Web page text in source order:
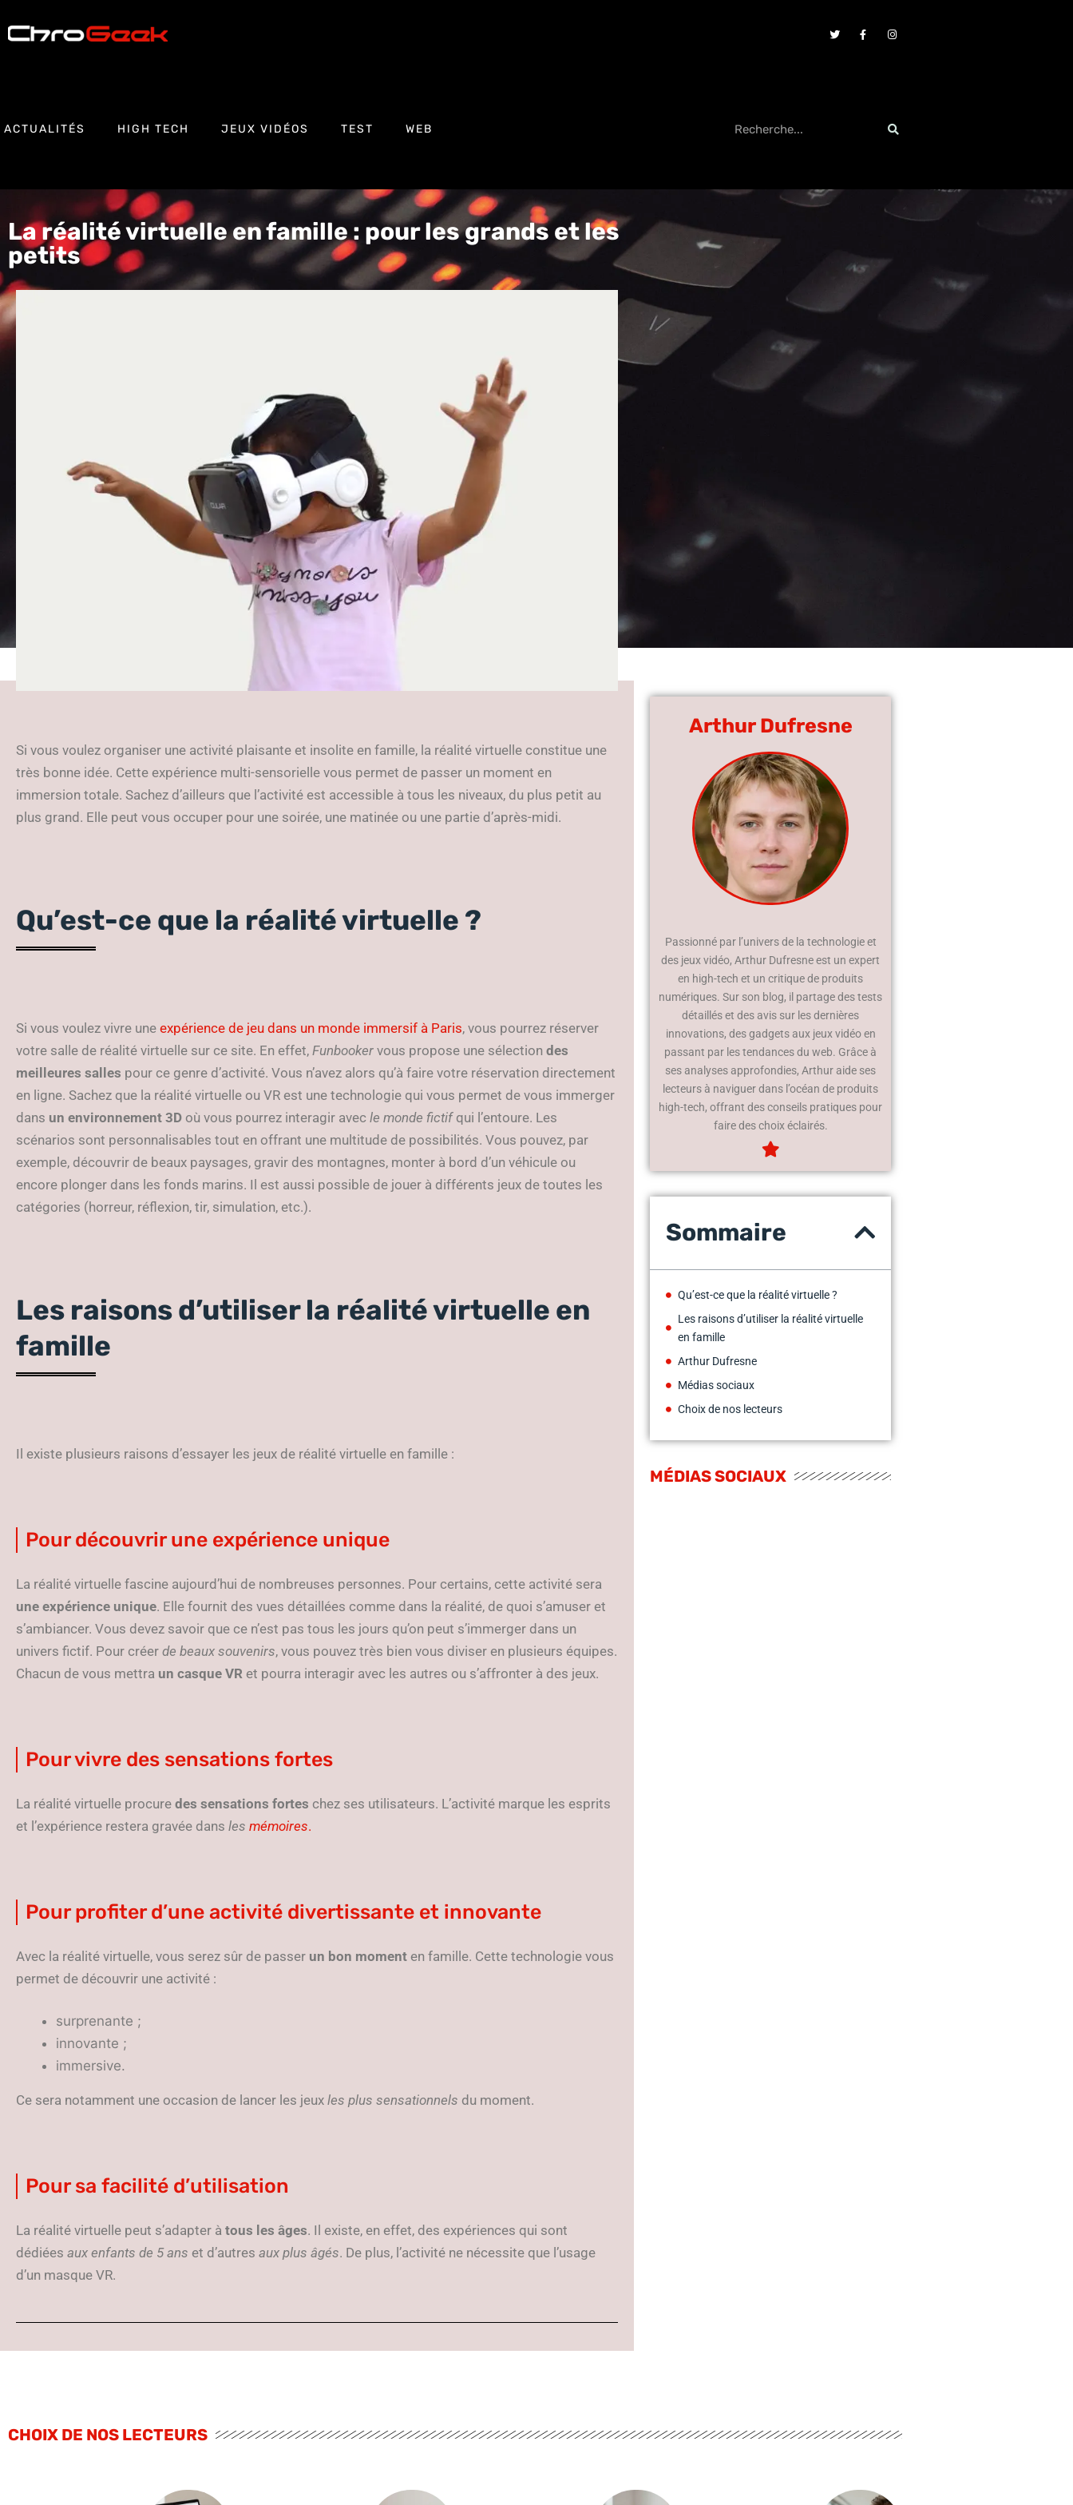
ACTUALITÉS HIGH TECH JEUX VIDÉOS TEST WEB
La réalité virtuelle en famille : pour les grands et les
petits
Si vous voulez organiser une activité plaisante et insolite en famille, la réalité virtuelle constitue une
très bonne idée. Cette expérience multi-sensorielle vous permet de passer un moment en
immersion totale. Sachez d’ailleurs que l’activité est accessible à tous les niveaux, du plus petit au
plus grand. Elle peut vous occuper pour une soirée, une matinée ou une partie d’après-midi.
Qu’est-ce que la réalité virtuelle ?
Si vous voulez vivre une expérience de jeu dans un monde immersif à Paris, vous pourrez réserver
votre salle de réalité virtuelle sur ce site. En effet, Funbooker vous propose une sélection des
meilleures salles pour ce genre d’activité. Vous n’avez alors qu’à faire votre réservation directement
en ligne. Sachez que la réalité virtuelle ou VR est une technologie qui vous permet de vous immerger
dans un environnement 3D où vous pourrez interagir avec le monde fictifqui l’entoure. Les
scénarios sont personnalisables tout en offrant une multitude de possibilités. Vous pouvez, par
exemple, découvrir de beaux paysages, gravir des montagnes, monter à bord d’un véhicule ou
encore plonger dans les fonds marins. Il est aussi possible de jouer à différents jeux de toutes les
catégories (horreur, réflexion, tir, simulation, etc.).
Les raisons d’utiliser la réalité virtuelle en
famille
Il existe plusieurs raisons d’essayer les jeux de réalité virtuelle en famille :
Pour découvrir une expérience unique
La réalité virtuelle fascine aujourd’hui de nombreuses personnes. Pour certains, cette activité sera
une expérience unique. Elle fournit des vues détaillées comme dans la réalité, de quoi s’amuser et
s’ambiancer. Vous devez savoir que ce n’est pas tous les jours qu’on peut s’immerger dans un
univers fictif. Pour créer de beaux souvenirs, vous pouvez très bien vous diviser en plusieurs équipes.
Chacun de vous mettra un casque VR et pourra interagir avec les autres ou s’affronter à des jeux.
Pour vivre des sensations fortes
La réalité virtuelle procure des sensations fortes chez ses utilisateurs. L’activité marque les esprits
et l’expérience restera gravée dans les mémoires.
Pour profiter d’une activité divertissante et innovante
Avec la réalité virtuelle, vous serez sûr de passer un bon moment en famille. Cette technologie vous
permet de découvrir une activité :
surprenante ;
innovante ;
immersive.
Ce sera notamment une occasion de lancer les jeux les plus sensationnels du moment.
Pour sa facilité d’utilisation
La réalité virtuelle peut s’adapter à tous les âges. Il existe, en effet, des expériences qui sont
dédiées aux enfants de 5 ans et d’autres aux plus âgés. De plus, l’activité ne nécessite que l’usage
d’un masque VR.
Arthur Dufresne
Passionné par l’univers de la technologie et
des jeux vidéo, Arthur Dufresne est un expert
en high-tech et un critique de produits
numériques. Sur son blog, il partage des tests
détaillés et des avis sur les dernières
innovations, des gadgets aux jeux vidéo en
passant par les tendances du web. Grâce à
ses analyses approfondies, Arthur aide ses
lecteurs à naviguer dans l’océan de produits
high-tech, offrant des conseils pratiques pour
faire des choix éclairés.
Sommaire
Qu’est-ce que la réalité virtuelle ?
Les raisons d’utiliser la réalité virtuelle
en famille
Arthur Dufresne
Médias sociaux
Choix de nos lecteurs
MÉDIAS SOCIAUX
CHOIX DE NOS LECTEURS